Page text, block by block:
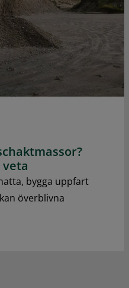
bygga uppfart
överblivna